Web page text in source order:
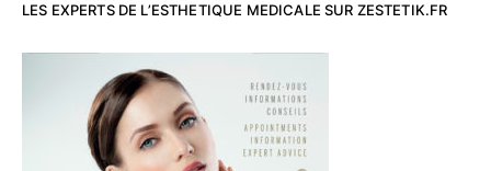
LES EXPERTS DE L’ESTHETIQUE MEDICALE SUR ZESTETIK.FR